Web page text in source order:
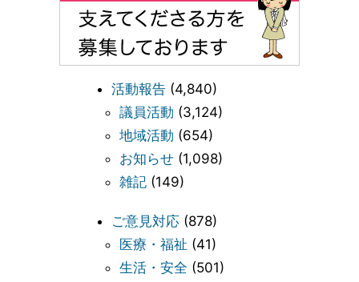
活動報告 (4,840)
議員活動 (3,124)
地域活動 (654)
お知らせ (1,098)
雑記 (149)
ご意見対応 (878)
医療・福祉 (41)
生活・安全 (501)